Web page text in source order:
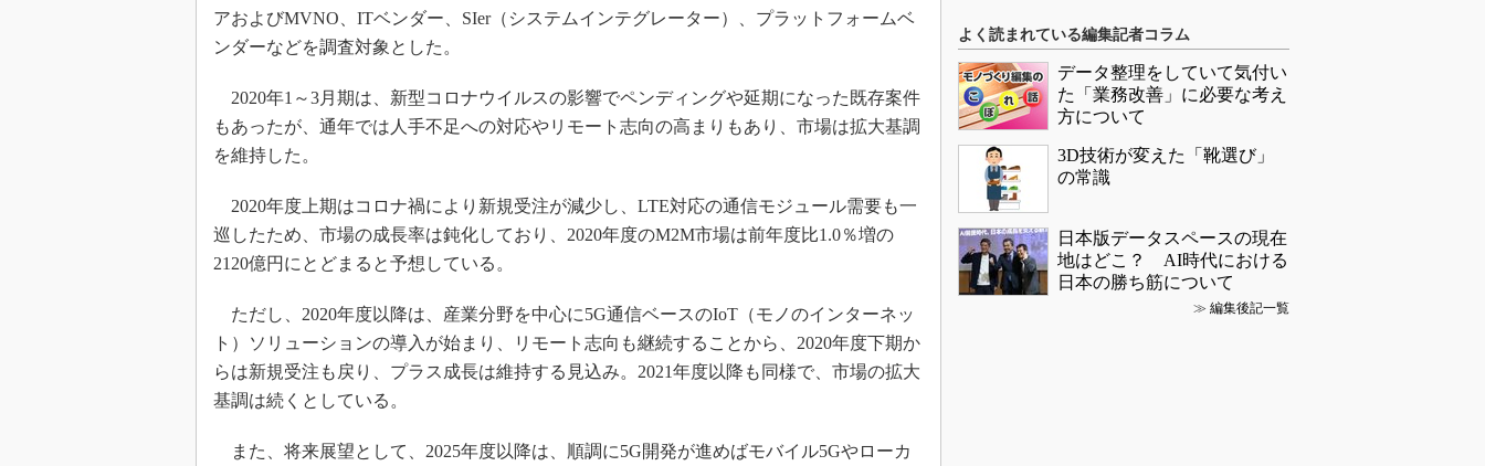
アおよびMVNO、ITベンダー、SIer（システムインテグレーター）、プラットフォームベ
ンダーなどを調査対象とした。
2020年1～3月期は、新型コロナウイルスの影響でペンディングや延期になった既存案件
もあったが、通年では人手不足への対応やリモート志向の高まりもあり、市場は拡大基調
を維持した。
2020年度上期はコロナ禍により新規受注が減少し、LTE対応の通信モジュール需要も一
巡したため、市場の成長率は鈍化しており、2020年度のM2M市場は前年度比1.0％増の
2120億円にとどまると予想している。
ただし、2020年度以降は、産業分野を中心に5G通信ベースのIoT（モノのインターネッ
ト）ソリューションの導入が始まり、リモート志向も継続することから、2020年度下期か
らは新規受注も戻り、プラス成長は維持する見込み。2021年度以降も同様で、市場の拡大
基調は続くとしている。
また、将来展望として、2025年度以降は、順調に5G開発が進めばモバイル5Gやローカ
よく読まれている編集記者コラム
データ整理をしていて気付い
た「業務改善」に必要な考え
方について
3D技術が変えた「靴選び」
の常識
日本版データスペースの現在
地はどこ？ AI時代における
日本の勝ち筋について
≫ 編集後記一覧